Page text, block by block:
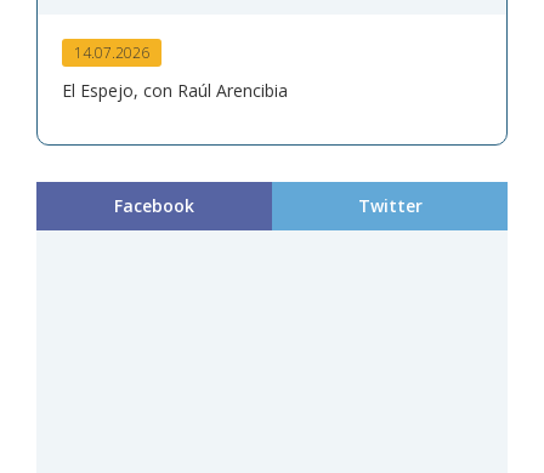
14.07.2026
El Espejo, con Raúl Arencibia
Facebook Twitter